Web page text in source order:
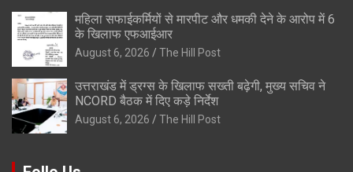
महिला सफाईकर्मियों से मारपीट और धमकी देने के आरोप में 6
के खिलाफ एफआईआर
August 6, 2026 The Hill Post
उत्तराखंड में ड्रग्स के खिलाफ सख्ती बढ़ेगी, मुख्य सचिव ने
NCORD बैठक में दिए कड़े निर्देश
August 6, 2026 The Hill Post